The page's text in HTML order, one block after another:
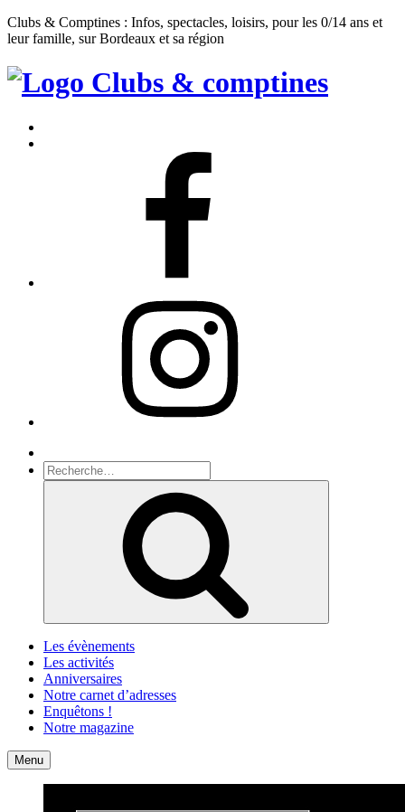
Clubs & Comptines : Infos, spectacles, loisirs, pour les 0/14 ans et
leur famille, sur Bordeaux et sa région
Clubs
Comptines
Recherche
pour
Les évènements
Les activités
Anniversaires
Notre carnet d’adresses
Enquêtons !
Notre magazine
Accueil
Menu Contact